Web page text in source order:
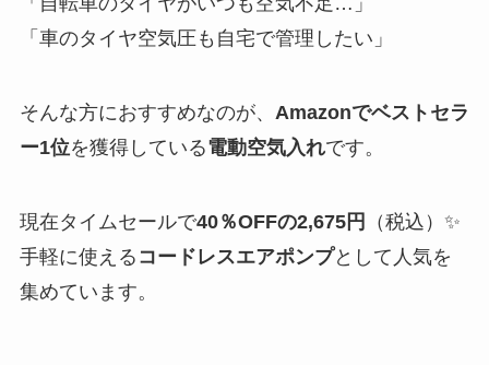
「車のタイヤ空気圧も自宅で管理したい」
そんな方におすすめなのが、 Amazonでベストセラ
ー1位を獲得している電動空気入れです。
現在タイムセールで40％OFFの2,675円
（税込）✨
手軽に使える コードレスエアポンプとして人気を
集めています。